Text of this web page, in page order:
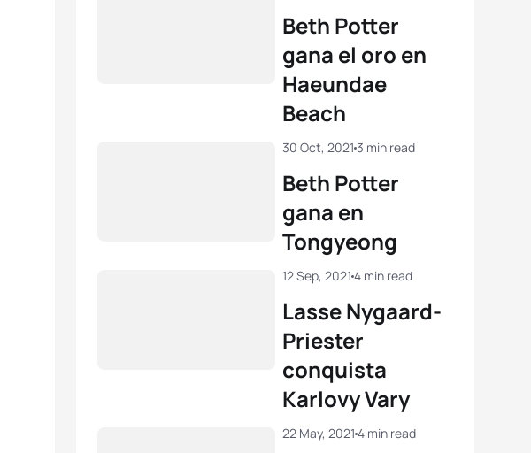
Beth Potter
gana el oro en
Haeundae
Beach
Beth Potter
gana en
Tongyeong
30 Oct, 2021 3 min read
Lasse Nygaard-
Priester
conquista
Karlovy Vary
12 Sep, 2021 4 min read
22 May, 2021 4 min read